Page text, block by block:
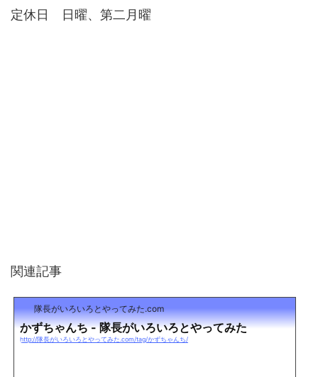
定休日 日曜、第二月曜
関連記事
隊長がいろいろとやってみた.com
かずちゃんち - 隊長がいろいろとやってみた
http://隊長がいろいろとやってみた.com/tag/かずちゃんち/